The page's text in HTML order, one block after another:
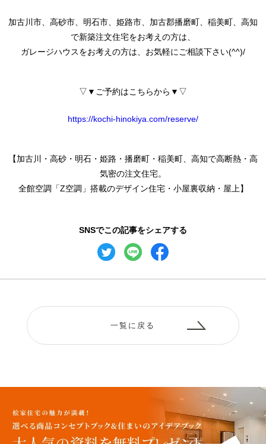
加古川市、高砂市、明石市、姫路市、加古郡播磨町、稲美町、高知
で新築注文住宅をお考えの方は、
ガレージハウスをお考えの方は、お気軽にご相談下さい(^^)/
▽▼ご予約はこちらから▼▽
https://kochi-hinokiya.com/reserve/
【加古川・高砂・明石・姫路・播磨町・稲美町、高知で高断熱・高
気密の注文住宅。
全館空調「Z空調」搭載のデザイン住宅・小屋裏収納・屋上】
SNSでこの記事をシェアする
一覧に戻る